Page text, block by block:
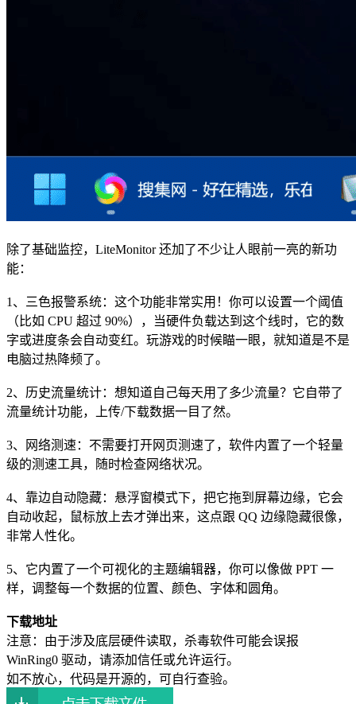
除了基础监控，LiteMonitor 还加了不少让人眼前一亮的新功
能：
1、三色报警系统：这个功能非常实用！你可以设置一个阈值
（比如 CPU 超过 90%），当硬件负载达到这个线时，它的数
字或进度条会自动变红。玩游戏的时候瞄一眼，就知道是不是
电脑过热降频了。
2、历史流量统计：想知道自己每天用了多少流量？它自带了
流量统计功能，上传/下载数据一目了然。
3、网络测速：不需要打开网页测速了，软件内置了一个轻量
级的测速工具，随时检查网络状况。
4、靠边自动隐藏：悬浮窗模式下，把它拖到屏幕边缘，它会
自动收起，鼠标放上去才弹出来，这点跟 QQ 边缘隐藏很像，
非常人性化。
5、它内置了一个可视化的主题编辑器，你可以像做 PPT 一
样，调整每一个数据的位置、颜色、字体和圆角。
下载地址
注意：由于涉及底层硬件读取，杀毒软件可能会误报
WinRing0 驱动，请添加信任或允许运行。
如不放心，代码是开源的，可自行查验。